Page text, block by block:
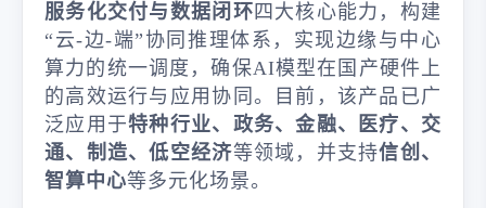
服务化交付与数据闭环 四大核心能力，构建
“云-边-端”协同推理体系，实现边缘与中心
算力的统一调度，确保AI模型在国产硬件上
的高效运行与应用协同。目前，该产品已广
泛应用于特种行业、政务、金融、医疗、交
通、制造、低空经济等领域，并支持信创、
智算中心等多元化场景。